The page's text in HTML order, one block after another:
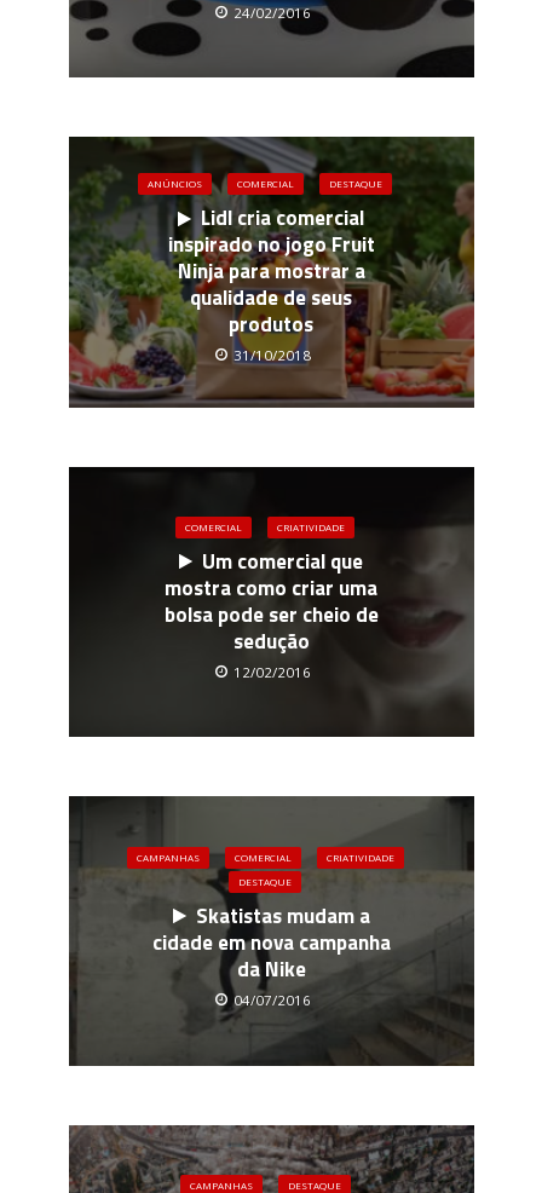
24/02/2016
ANÚNCIOS COMERCIAL DESTAQUE
Lidl cria comercial
inspirado no jogo Fruit
Ninja para mostrar a
qualidade de seus
produtos
31/10/2018
COMERCIAL CRIATIVIDADE
Um comercial que
mostra como criar uma
bolsa pode ser cheio de
sedução
12/02/2016
CAMPANHAS COMERCIAL
CRIATIVIDADE
DESTAQUE
Skatistas mudam a
cidade em nova campanha
da Nike
04/07/2016
CAMPANHAS DESTAQUE